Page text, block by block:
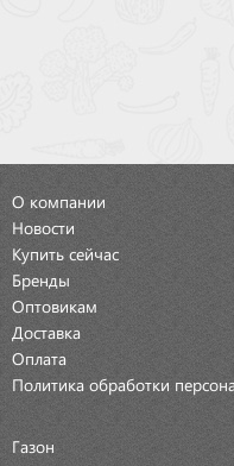
О компании
Новости
Купить сейчас
Бренды
Оптовикам
Доставка
Оплата
Политика обработки
Газон